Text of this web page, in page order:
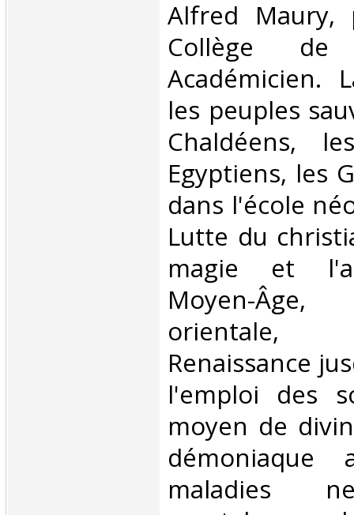
Alfred Maury,
Collège
Académicien.
les peuples
Chaldéens,
Egyptiens, les
dans l'école
Lutte du
magie et
Moyen-
orientale,
Renaissance
l'emploi des
moyen de
démoniaque
maladies